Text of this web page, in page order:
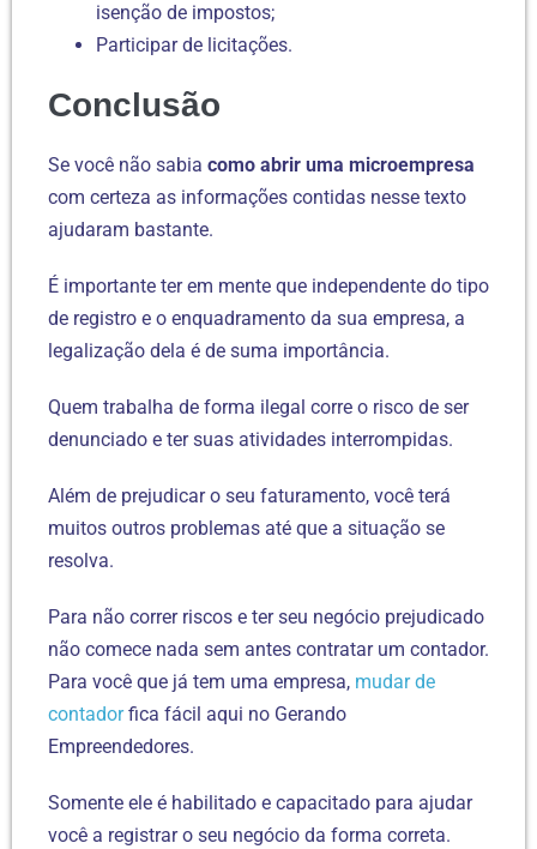
isenção de impostos;
Participar de licitações.
Conclusão
Se você não sabia como abrir uma microempresa
com certeza as informações contidas nesse texto
ajudaram bastante.
É importante ter em mente que independente do tipo
de registro e o enquadramento da sua empresa, a
legalização dela é de suma importância.
Quem trabalha de forma ilegal corre o risco de ser
denunciado e ter suas atividades interrompidas.
Além de prejudicar o seu faturamento, você terá
muitos outros problemas até que a situação se
resolva.
Para não correr riscos e ter seu negócio prejudicado
não comece nada sem antes contratar um contador.
Para você que já tem uma empresa, mudar de
contadorfica fácil aqui no Gerando
Empreendedores.
Somente ele é habilitado e capacitado para ajudar
você a registrar o seu negócio da forma correta.